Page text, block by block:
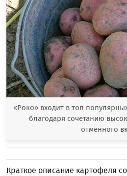
«Роко» входит в топ
благодаря сочетанию
отменного
Краткое описание картофеля